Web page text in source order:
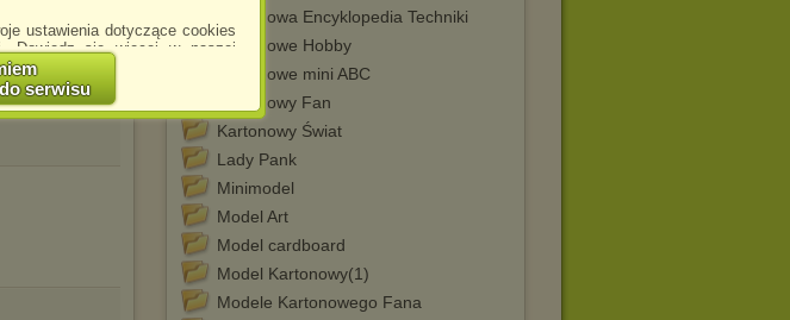
ustawienia dotyczące cookies
Dowiedz się więcej w naszej
PolitykaPrywatnosci.aspx
ustawień przeglądarki może
ze strony Chomikuj.pl.
akceptację cookies niestety
Zaufanych Partnerów
analiza skuteczności działań
że wyświetlana Ci reklama nie
a będzie to reklama
serwisu
Kartonowa Encyklopedia Techniki
Kartonowe Hobby
Kartonowe mini ABC
Kartonowy Fan
Kartonowy Świat
Lady Pank
Minimodel
Model Art
Model cardboard
Model Kartonowy(1)
Modele Kartonowego Fana